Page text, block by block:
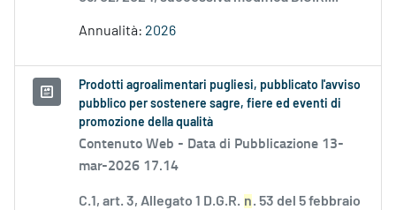
Annualità: 2026
Prodotti agroalimentari pugliesi, pubblicato l'avviso
pubblico per sostenere sagre, fiere ed eventi di
promozione della qualità
Contenuto Web - Data di Pubblicazione 13-
mar-2026 17.14
C.1, art. 3, Allegato 1 D.G.R. n. 53 del 5 febbraio